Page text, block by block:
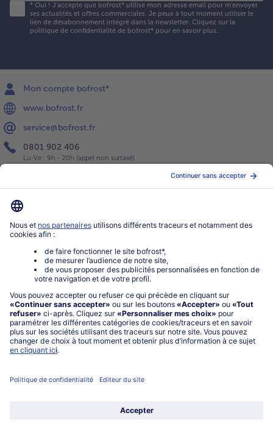
* Oui ! J'accepte que bofrost* utilise mon adresse email pour m'envoyer
ses actualités et offres commerciales. Je peux à tout moment utiliser le
lien de désabonnement intégré dans la newsletter. Cliquez sur la
politique de confidentialité de bofrost* pour en savoir plus.
Mon compte bofrost*
www.bofrost.fr
service@bofrost.fr
0801 902 406
Lu-Ve : 9h - 20h (appel non surtaxé)
Service
À propos de bofrost*
Choisir le pays / la langue